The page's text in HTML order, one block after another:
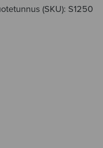
(SKU): S1250